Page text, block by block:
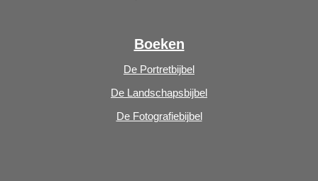
Boeken
De Portretbijbel
De Landschapsbijbel
De Fotografiebijbel